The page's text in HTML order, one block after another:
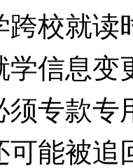
就读
学信息
款专
可能被追